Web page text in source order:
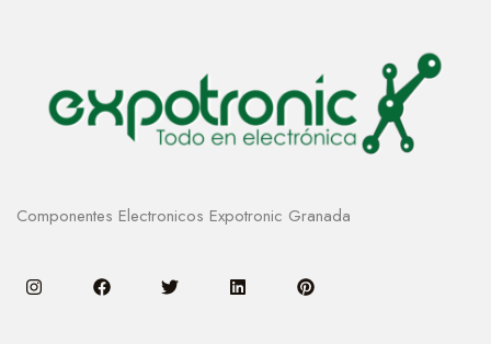
Componentes Electronicos Expotronic Granada